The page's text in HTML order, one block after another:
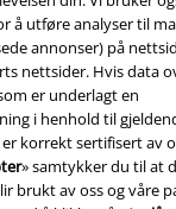
å utføre analyser til
annonser) på
nettsider. Hvis data
er underlagt en
i henhold til
korrekt sertifisert av
» samtykker du til at
brukt av oss og våre